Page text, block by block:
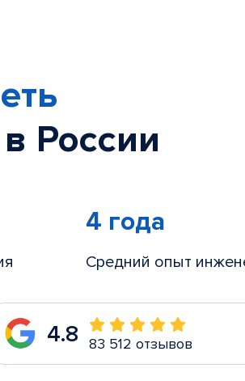
России
4 года
Средний опыт
4.8 83 512 отзывов